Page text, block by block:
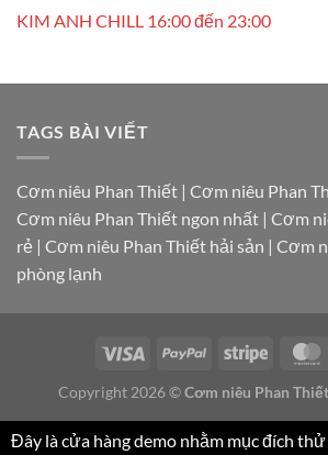
KIM ANH CHILL 16:00 đến 23:00
TAGS BÀI VIẾT
Cơm niêu Phan Thiết | Cơm niêu Phan
Cơm niêu Phan Thiết ngon nhất | Cơm
rẻ | Cơm niêu Phan Thiết hải sản | Cơm
phòng lạnh
Copyright 2026 ©Cơm niêu Phan
Đây là cửa hàng demo nhằm mục đích